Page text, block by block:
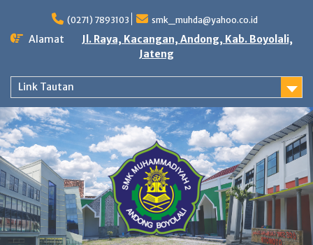
content
(0271) 7893103 smk_muhda@yahoo.co.id
Alamat
Jl. Raya, Kacangan, Andong, Kab. Boyolali,
Jateng
Link Tautan